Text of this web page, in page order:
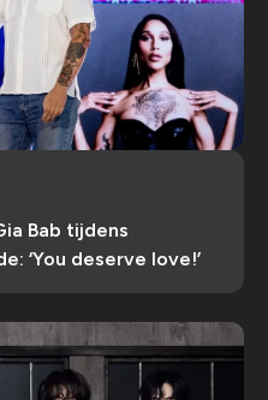
Bab tijdens
‘You deserve love!’